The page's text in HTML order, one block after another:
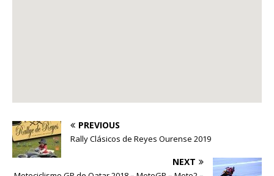
PREVIOUS
Rally Clásicos de Reyes Ourense 2019
NEXT